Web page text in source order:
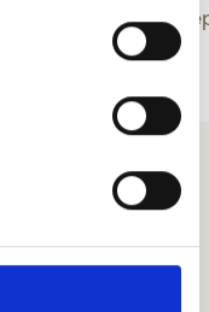
erfgoed